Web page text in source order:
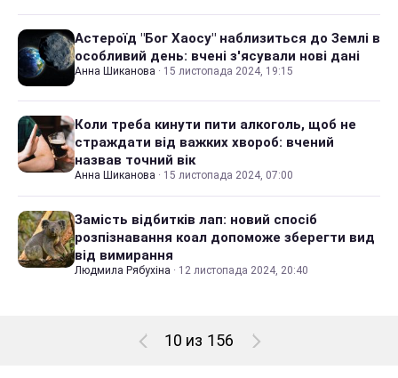
Астероїд "Бог Хаосу" наблизиться до Землі в
особливий день: вчені з'ясували нові дані
Анна Шиканова · 15 листопада 2024, 19:15
Коли треба кинути пити алкоголь, щоб не
страждати від важких хвороб: вчений
назвав точний вік
Анна Шиканова · 15 листопада 2024, 07:00
Замість відбитків лап: новий спосіб
розпізнавання коал допоможе зберегти вид
від вимирання
Людмила Рябухіна · 12 листопада 2024, 20:40
10 из 156